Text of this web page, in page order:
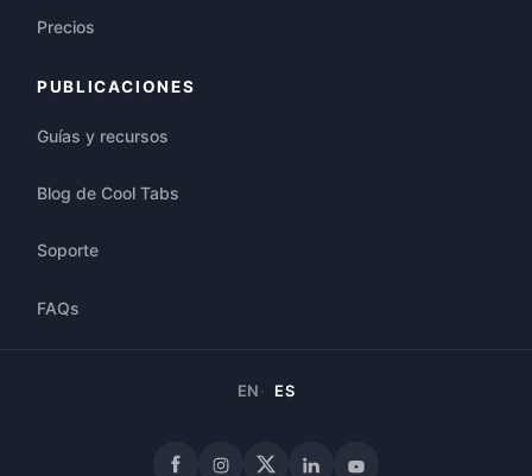
Precios
PUBLICACIONES
Guías y recursos
Blog de Cool Tabs
Soporte
FAQs
EN ES